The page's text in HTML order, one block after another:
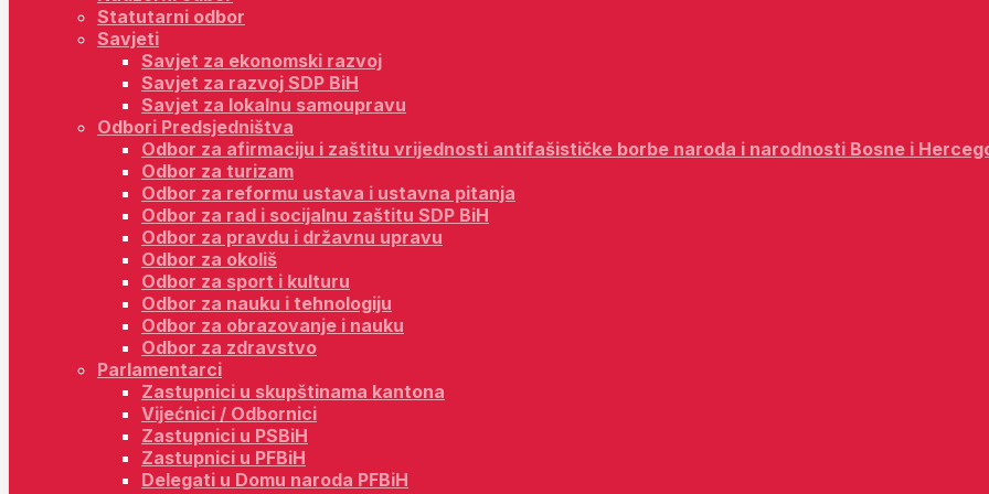
Statutarni odbor
Savjeti
Savjet za ekonomski razvoj
Savjet za razvoj SDP BiH
Savjet za lokalnu samoupravu
Odbori Predsjedništva
Odbor za afirmaciju i zaštitu vrijednosti antifašističke borbe naroda i narodnosti Bosne i
Odbor za turizam
Odbor za reformu ustava i ustavna pitanja
Odbor za rad i socijalnu zaštitu SDP BiH
Odbor za pravdu i državnu upravu
Odbor za okoliš
Odbor za sport i kulturu
Odbor za nauku i tehnologiju
Odbor za obrazovanje i nauku
Odbor za zdravstvo
Parlamentarci
Zastupnici u skupštinama kantona
Vijećnici / Odbornici
Zastupnici u PSBiH
Zastupnici u PFBiH
Delegati u Domu naroda PFBiH